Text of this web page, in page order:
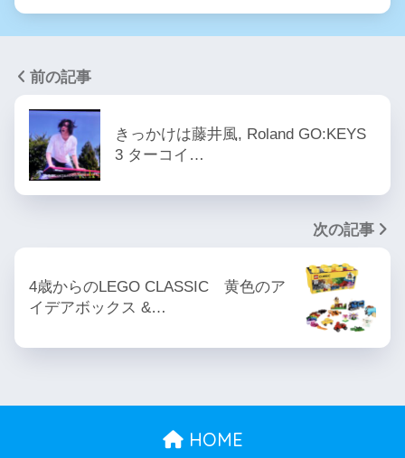
前の記事
きっかけは藤井風, Roland GO:KEYS
3 ターコイ…
次の記事
4歳からのLEGO CLASSIC 黄色のア
イデアボックス &…
HOME